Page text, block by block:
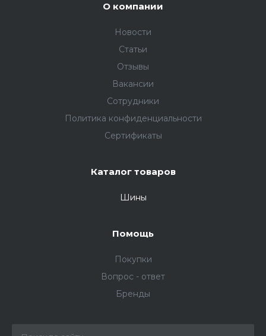
О компании
Новости
Статьи
Отзывы
Вакансии
Сотрудники
Политика конфиденциальности
Сертификаты
Каталог товаров
Шины
Помощь
Покупки
Вопрос - ответ
Бренды